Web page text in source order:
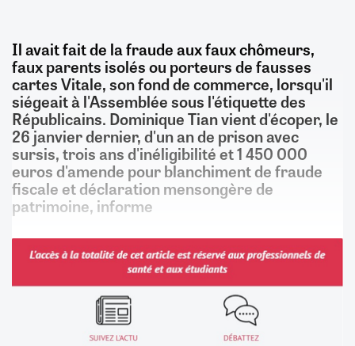
Il avait fait de la fraude aux faux chômeurs,
faux parents isolés ou porteurs de fausses
cartes Vitale, son fond de commerce, lorsqu'il
siégeait à l'Assemblée sous l'étiquette des
Républicains. Dominique Tian vient d'écoper, le
26 janvier dernier, d'un an de prison avec
sursis, trois ans d'inéligibilité et 1 450 000
euros d'amende pour blanchiment de fraude
fiscale et déclaration mensongère de
patrimoine, informe